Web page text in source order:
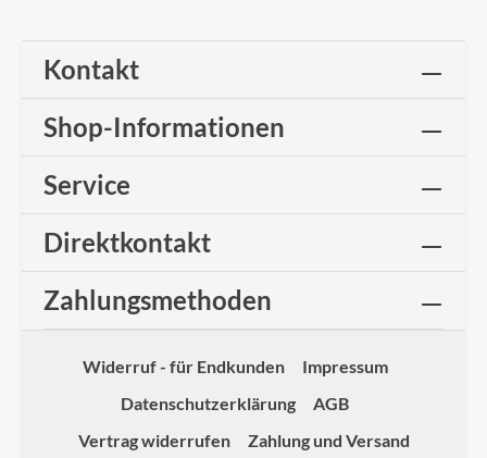
Kontakt
Shop-Informationen
Service
Direktkontakt
Zahlungsmethoden
Widerruf - für Endkunden
Impressum
Datenschutzerklärung
AGB
Vertrag widerrufen
Zahlung und Versand